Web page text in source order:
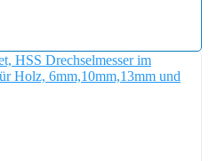
HSS Drechselmesser im
Holz, 6mm,10mm,13mm und